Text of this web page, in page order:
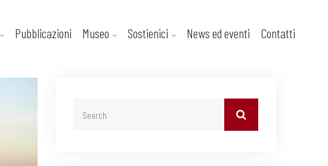
Pubblicazioni Museo Sostienici News ed eventi Contatti